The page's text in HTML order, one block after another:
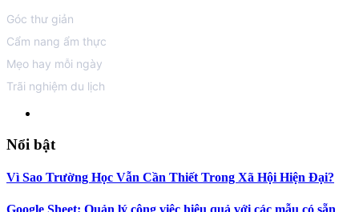
Góc thư giản
Cẩm nang ẩm thực
Mẹo hay mỗi ngày
Trãi nghiệm du lịch
Nổi bật
Vì Sao Trường Học Vẫn Cần Thiết Trong Xã Hội Hiện Đại?
Google Sheet: Quản lý công việc hiệu quả với các mẫu có sẵn